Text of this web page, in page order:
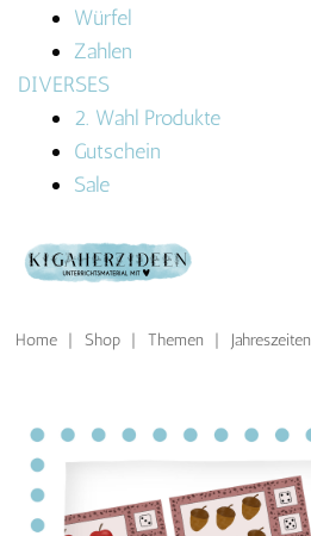
Würfel
Zahlen
DIVERSES
2. Wahl Produkte
Gutschein
Sale
Home | Shop | Themen | Jahreszeiten